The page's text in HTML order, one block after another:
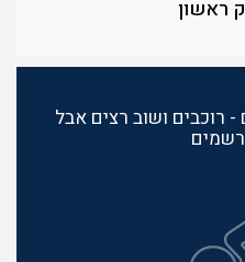
8.12.23 - רצים - רוכבים ושוב רצים אבל